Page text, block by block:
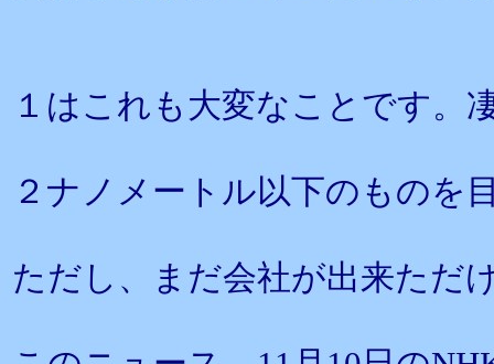
１はこれも大変なことです。
２ナノメートル以下のものを
ただし、まだ会社が出来ただ